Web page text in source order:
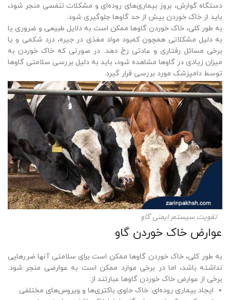
دستگاه گوارش، بروز بیماری‌های روده‌ای و مشکلات تنفسی منجر شود،
باید از خاک خوردن بیش از حد گاوها جلوگیری شود.
به طور کلی، خاک خوردن گاوها ممکن است به دلایل طبیعی و ضروری یا
به دلیل مشکلاتی همچون کمبود مواد مغذی در جیره، درد شکمی و یا
برخی مسائل رفتاری و عادتی رخ دهد. در صورتی که خاک خوردن به
میزان زیادی در گاوها مشاهده شود، باید به دلیل بررسی سلامتی گاوها
توسط دامپزشک مورد بررسی قرار گیرد.
تقویت سیستم ایمنی گاو
عوارض خاک خوردن گاو
به طور کلی، خاک خوردن گاوها ممکن است برای سلامتی آنها ضررهایی
نداشته باشد، اما در برخی موارد ممکن است به عوارضی منجر شود.
برخی از عوارض خاک خوردن گاوها عبارتند از:
ایجاد بیماری روده‌ای: خاک حاوی باکتری‌ها و ویروس‌های مختلفی